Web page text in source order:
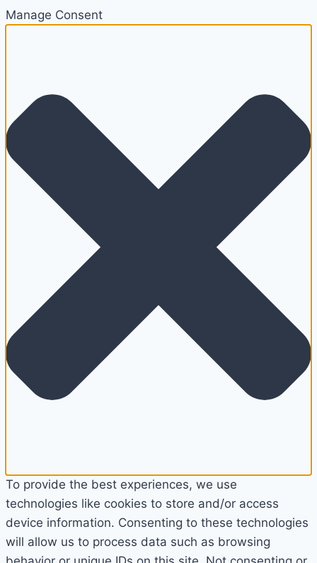
Manage Consent
To provide the best experiences, we use
technologies like cookies to store and/or access
device information. Consenting to these technologies
will allow us to process data such as browsing